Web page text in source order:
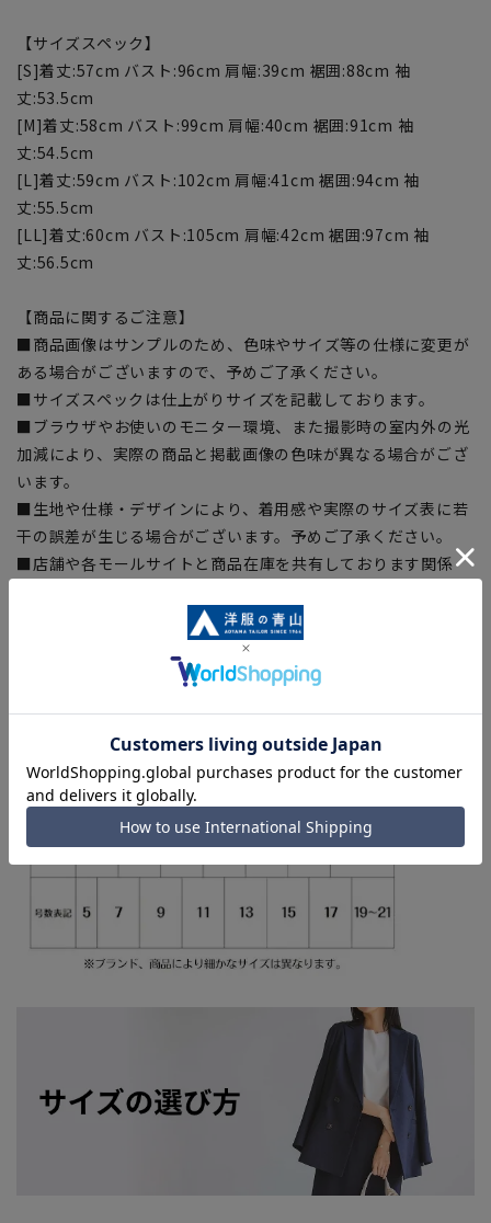
【サイズスペック】
[S]着丈:57cm バスト:96cm 肩幅:39cm 裾囲:88cm 袖
丈:53.5cm
[M]着丈:58cm バスト:99cm 肩幅:40cm 裾囲:91cm 袖
丈:54.5cm
[L]着丈:59cm バスト:102cm 肩幅:41cm 裾囲:94cm 袖
丈:55.5cm
[LL]着丈:60cm バスト:105cm 肩幅:42cm 裾囲:97cm 袖
丈:56.5cm
【商品に関するご注意】
■商品画像はサンプルのため、色味やサイズ等の仕様に変更が
ある場合がございますので、予めご了承ください。
■サイズスペックは仕上がりサイズを記載しております。
■ブラウザやお使いのモニター環境、また撮影時の室内外の光
加減により、実際の商品と掲載画像の色味が異なる場合がござ
います。
■生地や仕様・デザインにより、着用感や実際のサイズ表に若
干の誤差が生じる場合がございます。予めご了承ください。
■店舗や各モールサイトと商品在庫を共有しております関係
を完了できない場合がございます。予めご了承ください。
■お急ぎ発送のご注文につきましても、ご注文のタイミングに
よってはお急ぎ発送サービスを選択できない場合がございま